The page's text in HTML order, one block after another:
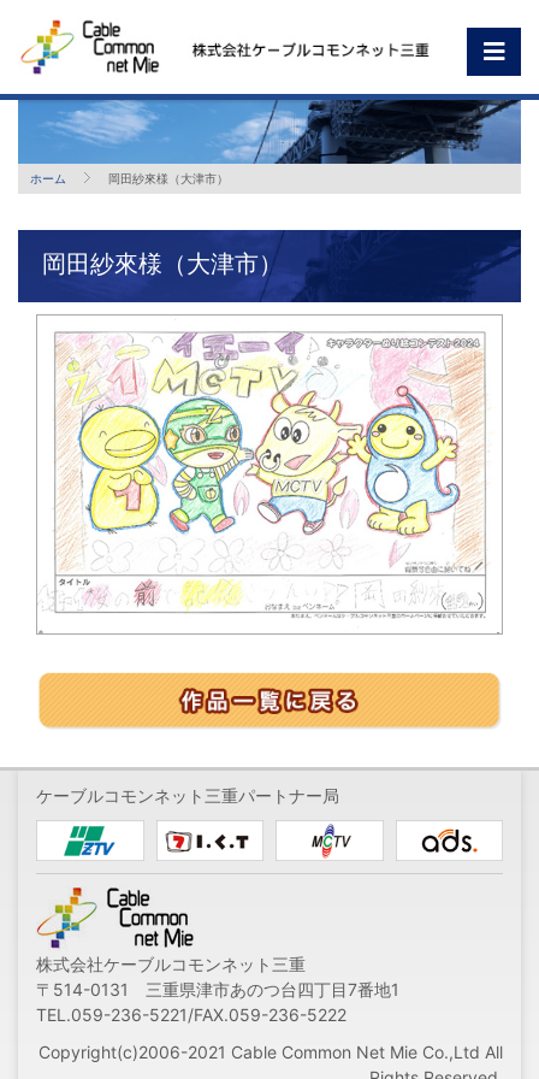
ホーム 岡田紗來様（大津市）
岡田紗來様（大津市）
ケーブルコモンネット三重パートナー局
株式会社ケーブルコモンネット三重
〒514-0131 三重県津市あのつ台四丁目7番地1
TEL.059-236-5221/FAX.059-236-5222
Copyright(c)2006-2021 Cable Common Net Mie Co.,Ltd All